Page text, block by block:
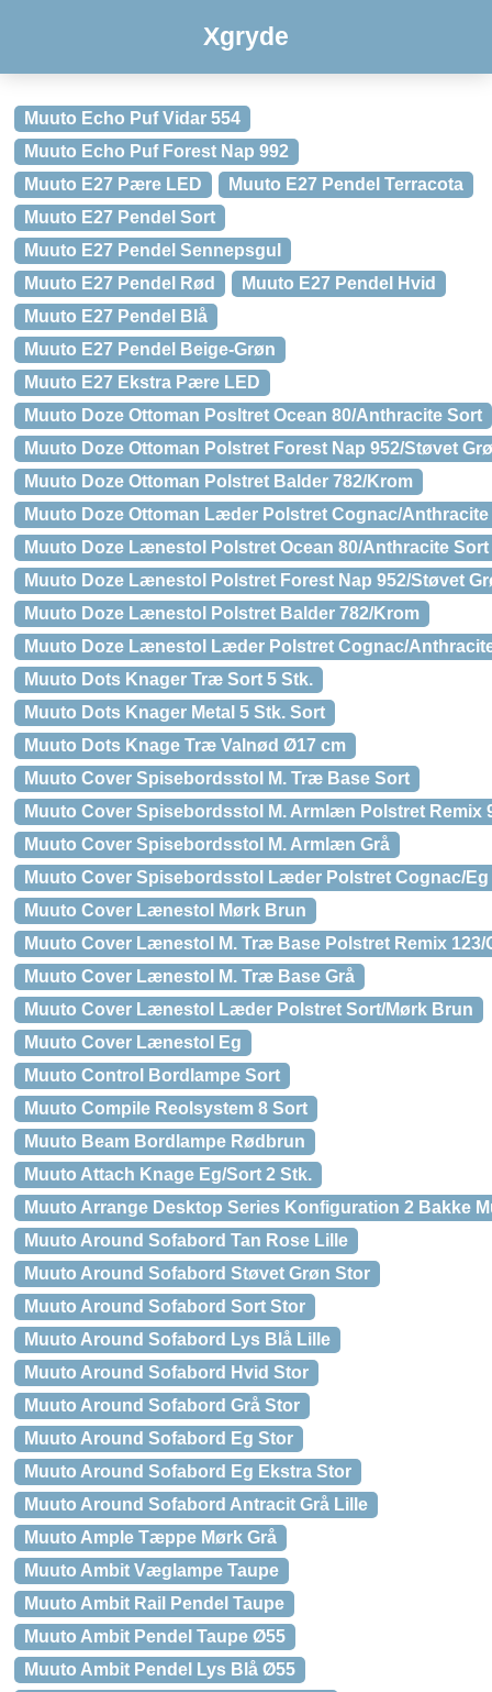
Xgryde
Muuto Echo Puf Vidar 554
Muuto Echo Puf Forest Nap 992
Muuto E27 Pære LED
Muuto E27 Pendel Terracota
Muuto E27 Pendel Sort
Muuto E27 Pendel Sennepsgul
Muuto E27 Pendel Rød
Muuto E27 Pendel Hvid
Muuto E27 Pendel Blå
Muuto E27 Pendel Beige-Grøn
Muuto E27 Ekstra Pære LED
Muuto Doze Ottoman Posltret Ocean 80/Anthracite Sort
Muuto Doze Ottoman Polstret Forest Nap 952/Støvet
Muuto Doze Ottoman Polstret Balder 782/Krom
Muuto Doze Ottoman Læder Polstret Cognac/
Muuto Doze Lænestol Polstret Ocean 80/Anthracite Sort
Muuto Doze Lænestol Polstret Forest Nap 952/Støvet
Muuto Doze Lænestol Polstret Balder 782/Krom
Muuto Doze Lænestol Læder Polstret Cognac/
Muuto Dots Knager Træ Sort 5 Stk.
Muuto Dots Knager Metal 5 Stk. Sort
Muuto Dots Knage Træ Valnød Ø17 cm
Muuto Cover Spisebordsstol M. Træ Base Sort
Muuto Cover Spisebordsstol M. Armlæn Polstret Remix
Muuto Cover Spisebordsstol M. Armlæn Grå
Muuto Cover Spisebordsstol Læder Polstret Cognac/Eg
Muuto Cover Lænestol Mørk Brun
Muuto Cover Lænestol M. Træ Base Polstret Remix 123/
Muuto Cover Lænestol M. Træ Base Grå
Muuto Cover Lænestol Læder Polstret Sort/Mørk Brun
Muuto Cover Lænestol Eg
Muuto Control Bordlampe Sort
Muuto Compile Reolsystem 8 Sort
Muuto Beam Bordlampe Rødbrun
Muuto Attach Knage Eg/Sort 2 Stk.
Muuto Arrange Desktop Series Konfiguration 2 Bakke
Muuto Around Sofabord Tan Rose Lille
Muuto Around Sofabord Støvet Grøn Stor
Muuto Around Sofabord Sort Stor
Muuto Around Sofabord Lys Blå Lille
Muuto Around Sofabord Hvid Stor
Muuto Around Sofabord Grå Stor
Muuto Around Sofabord Eg Stor
Muuto Around Sofabord Eg Ekstra Stor
Muuto Around Sofabord Antracit Grå Lille
Muuto Ample Tæppe Mørk Grå
Muuto Ambit Væglampe Taupe
Muuto Ambit Rail Pendel Taupe
Muuto Ambit Pendel Taupe Ø55
Muuto Ambit Pendel Lys Blå Ø55